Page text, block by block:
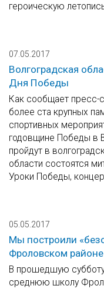
героическую
07.05.2017
Волгоградская
Дня Победы
Как сообщает пресс-
более ста крупных
спортивных
годовщине Победы в
пройдут в
области состоятся
Уроки Победы,
05.05.2017
Мы построили
Фроловском районе
В прошедшую
среднюю школу